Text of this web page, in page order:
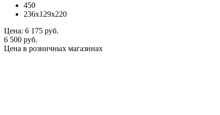
450
236x129x220
Цена: 6 175 руб.
6 500 руб.
Цена в розничных магазинах